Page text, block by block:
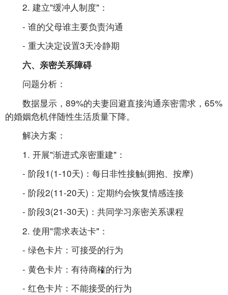
2. 建立"缓冲人制度"：
- 谁的父母谁主要负责沟通
- 重大决定设置3天冷静期
六、亲密关系障碍
问题分析：
数据显示，89%的夫妻回避直接沟通亲密需求，65%
的婚姻危机伴随性生活质量下降。
解决方案：
1. 开展"渐进式亲密重建"：
- 阶段1(1-10天)：每日非性接触(拥抱、按摩)
- 阶段2(11-20天)：定期约会恢复情感连接
- 阶段3(21-30天)：共同学习亲密关系课程
2. 使用"需求表达卡"：
- 绿色卡片：可接受的行为
- 黄色卡片：有待商榷的行为
- 红色卡片：不能接受的行为